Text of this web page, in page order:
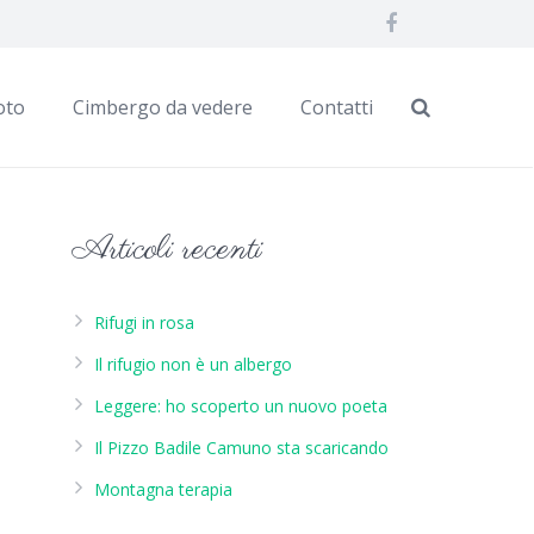
Cimbergo da vedere Contatti
Articoli recenti
Rifugi in rosa
Il rifugio non è un albergo
Leggere: ho scoperto un nuovo poeta
Il Pizzo Badile Camuno sta scaricando
Montagna terapia